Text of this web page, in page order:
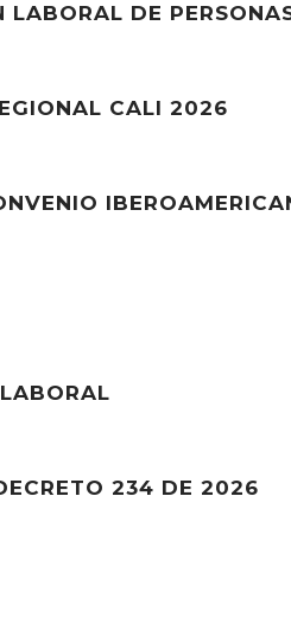
LABORAL DE
CALI 2026
234 DE 2026